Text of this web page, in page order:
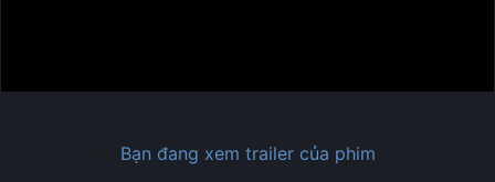
Bạn đang xem trailer của phim